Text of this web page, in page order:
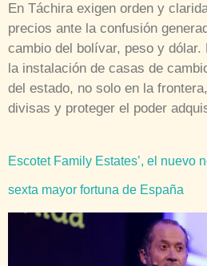
En Táchira exigen orden y
precios ante la confusión
cambio del bolívar, peso y dólar.
la instalación de casas de
del estado, no solo en la
divisas y proteger el poder
Escotet Family Estates’, el nuevo
sexta mayor fortuna de España